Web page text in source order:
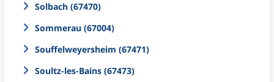
Solbach (67470)
Sommerau (67004)
Souffelweyersheim (67471)
Soultz-les-Bains (67473)